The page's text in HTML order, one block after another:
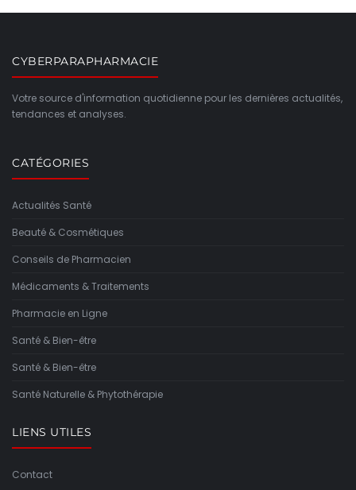
CYBERPARAPHARMACIE
Votre source d'information quotidienne pour les dernières actualités,
tendances et analyses.
CATÉGORIES
Actualités Santé
Beauté & Cosmétiques
Conseils de Pharmacien
Médicaments & Traitements
Pharmacie en Ligne
Santé & Bien-être
Santé & Bien-être
Santé Naturelle & Phytothérapie
LIENS UTILES
Contact